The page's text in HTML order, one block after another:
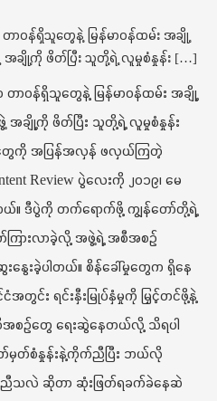
t
i
o
n
ာဝန်ရှိသူတွေနဲ့ မြန်မာဝန်ထမ်း အချို့
ချို့ကို ဖိတ်ပြီး သူတို့ရဲ့ လူမှုစံနှုန်း […]
တာဝန်ရှိသူတွေနဲ့ မြန်မာဝန်ထမ်း အချို့
အချို့ကို ဖိတ်ပြီး သူတို့ရဲ့ လူမှုစံနှုန်း
ေကို အပြန်အလှန် ဖလှယ်ကြတဲ့
Review ပွဲလေးကို ၂၀၁၉၊ မေ
။ ဒီပွဲကို တက်ရောက်ဖို့ ကျွန်တော်တို့ရဲ့
ြားလာခဲ့လို့ အဖွဲ့ရဲ့ အစီအစဉ်
နွေးခဲ့ပါတယ်။ စိန်ခေါ်မှုတွေက ရှိနေ
ငံအတွင်း ရင်းနှီးမြုပ်နှံမှုကို မြှင့်တင်ဖို့နဲ့
အစဉ်တွေ ရေးဆွဲနေတယ်လို့ သိရပါ
တ်စံနှုန်းနဲ့ကိုက်ညီပြီး ဘယ်လို
သလဲ ဆိုတာ ဆုံးဖြတ်ရခက်ခဲနေဆဲ